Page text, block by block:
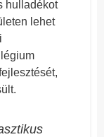
hulladékot
lehet